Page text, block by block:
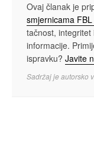
Ovaj članak je
smjernicama
tačnost,
informacije.
ispravku? Javite
Sadržaj je autorsko